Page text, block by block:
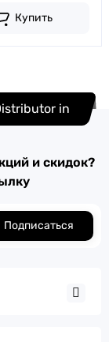
Купить
in
и скидок?
Подписаться